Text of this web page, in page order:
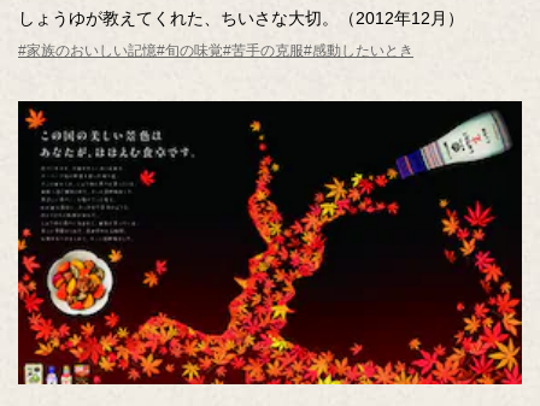
しょうゆが教えてくれた、ちいさな大切。（2012年12月）
#家族のおいしい記憶#旬の味覚#苦手の克服#感動したいとき